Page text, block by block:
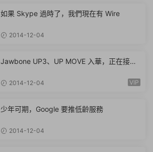
如果 Skype 過時了，我們現在有 Wire
2014-12-04
Jawbone UP3、UP MOVE 入華，正在接入
2014-12-04 VIP
少年可期，Google 要推低齡服務
2014-12-04